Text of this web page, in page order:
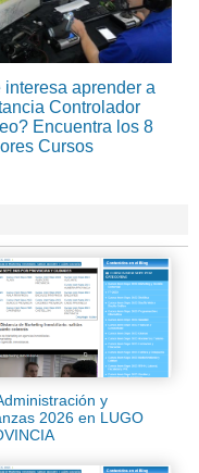
interesa aprender a
Controlador
Encuentra los 8
Cursos
y
2026 en LUGO